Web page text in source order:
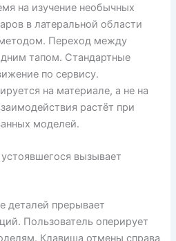
на изучение необычных
в латеральной области
Переход между
тапом. Стандартные
по сервису.
на материале, а не на
растёт при
моделей.
вызывает
деталей прерывает
Пользователь оперирует
Клавиша отмены справа